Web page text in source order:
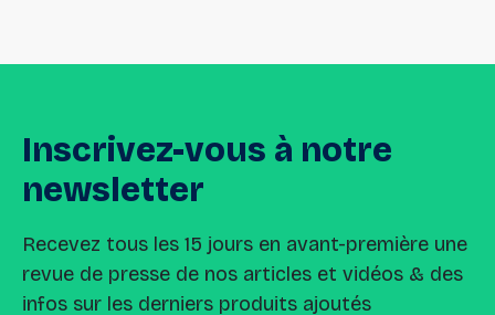
Inscrivez-vous à notre
newsletter
Recevez tous les 15 jours en avant-première une
revue de presse de nos articles et vidéos & des
infos sur les derniers produits ajoutés